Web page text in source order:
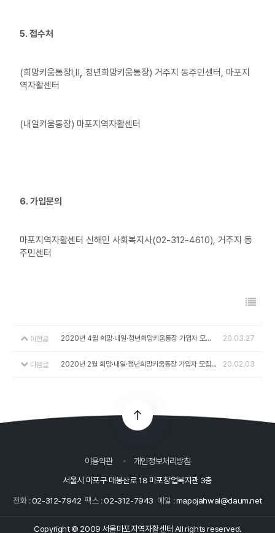
5. 접수처
(희망키움통장Ⅰ,Ⅱ
청년희망키움통장) 거주지 동주민센터, 마포지
역자활센터
(내일키움통장) 마포지역자활센터
6. 가입문의
마포지역자활센터 신해민 사회복지사(02-312-4610), 거주지 동
주민센터
이전글 2020년 4월 희망·내일·청년희망키움통장 가입자 모집 안내 20.03.27
다음글 2020년 2월 희망·내일·청년희망키움통장 가입자 모집 안내 20.02.03
이용약관 개인정보처리방침
서울시 마포구 매봉산로 18 마포창업복지관 3층
전화 :02-312-7942 팩스 :02-312-7943 메일 :mapojahwal@daum.net
Copyright © 2009 서울마포지역자활센터 All rights reserved.